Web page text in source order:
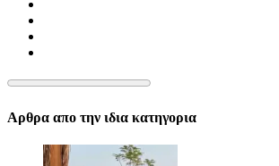
Αρθρα απο την ιδια κατηγορια